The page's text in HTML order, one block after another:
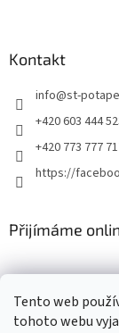
Tento web
tohoto webu
Kontakt
info@st-
+420 603 444
+420 773 777
https://
Přijímáme